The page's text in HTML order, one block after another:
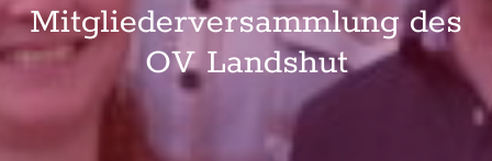
Mitgliederversammlung des
OV Landshut